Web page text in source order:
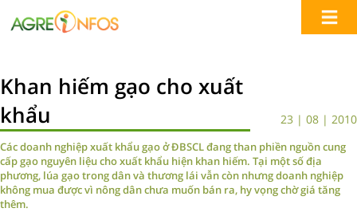
Khan hiếm gạo cho xuất
khẩu
23 | 08 | 2010
Các doanh nghiệp xuất khẩu gạo ở ĐBSCL đang than phiền nguồn cung
cấp gạo nguyên liệu cho xuất khẩu hiện khan hiếm. Tại một số địa
phương, lúa gạo trong dân và thương lái vẫn còn nhưng doanh nghiệp
không mua được vì nông dân chưa muốn bán ra, hy vọng chờ giá tăng
thêm.